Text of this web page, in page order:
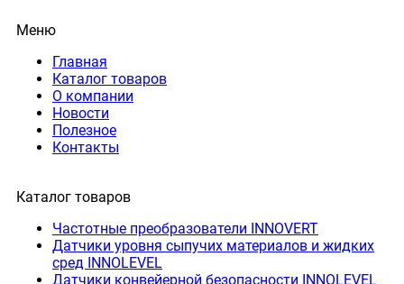
Меню
Главная
Каталог товаров
О компании
Новости
Полезное
Контакты
Каталог товаров
Частотные преобразователи INNOVERT
Датчики уровня сыпучих материалов и жидких
сред INNOLEVEL
Датчики конвейерной безопасности INNOLEVEL